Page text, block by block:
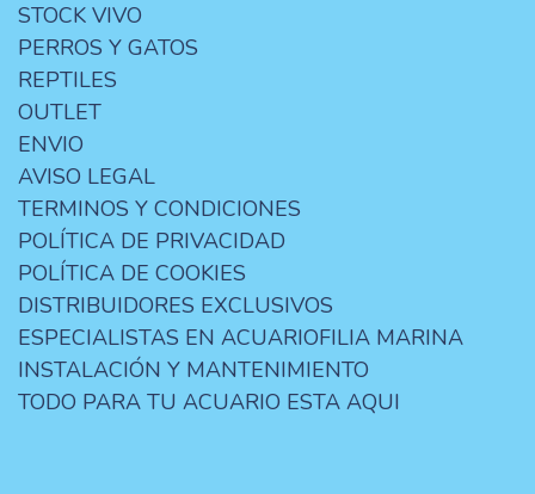
STOCK VIVO
PERROS Y GATOS
REPTILES
OUTLET
ENVIO
AVISO LEGAL
TERMINOS Y CONDICIONES
POLÍTICA DE PRIVACIDAD
POLÍTICA DE COOKIES
DISTRIBUIDORES EXCLUSIVOS
ESPECIALISTAS EN ACUARIOFILIA MARINA
INSTALACIÓN Y MANTENIMIENTO
TODO PARA TU ACUARIO ESTA AQUI